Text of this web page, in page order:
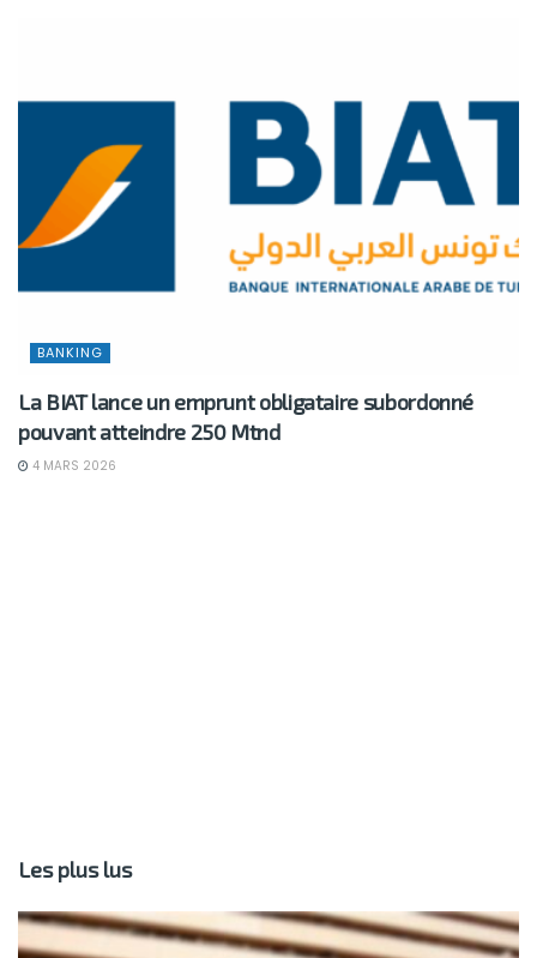
BANKING
La BIAT lance un emprunt obligataire subordonné
pouvant atteindre 250 Mtnd
4 MARS 2026
Les plus lus